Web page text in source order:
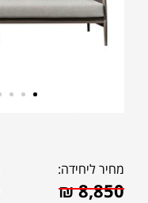
מחיר ליחידה:
₪8,850